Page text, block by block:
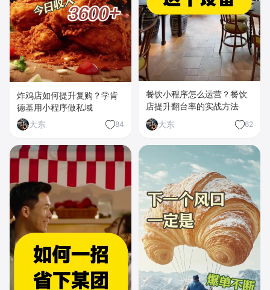
炸鸡店如何提升复购？学肯
德基用小程序做私域
大东
84
餐饮小程序怎么运营？餐饮
店提升翻台率的实战方法
大东
62